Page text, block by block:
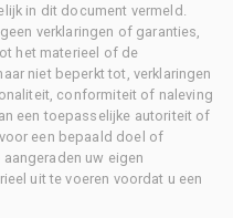
in dit document vermeld.
verklaringen of garanties,
het materieel of de
niet beperkt tot, verklaringen
conformiteit of naleving
een toepasselijke autoriteit of
een bepaald doel of
uw eigen
uit te voeren voordat u een